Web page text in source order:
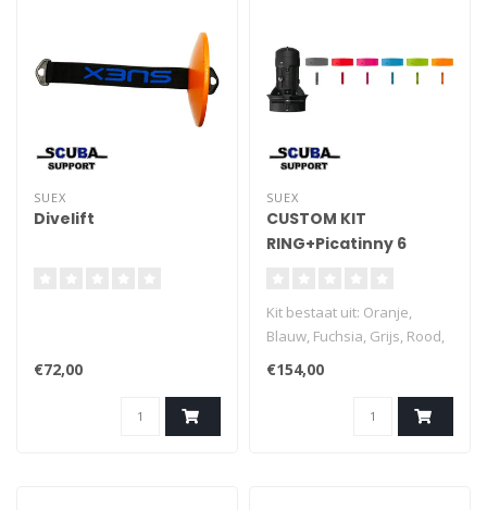
SUEX
Divelift
€72,00
SUEX
CUSTOM KIT
RING+Picatinny 6
Kit bestaat uit: Oranje,
Blauw, Fuchsia, Grijs, Rood,
Groen.
€154,00